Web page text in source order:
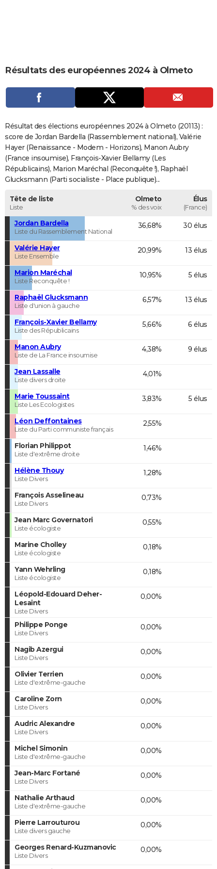
CARTE DE VOEUX
Carte de Noël
Carte Bonne année
Carte Saint-Valentin
Carte Pâques
Carte d'anniversaire
DICTIONNAIRE
Dictionnaire
Biographies
Citations
Expressions
Proverbes
PROGRAMME TV
COPAINS D'AVANT
S'inscrire
Se connecter
Lycées
Collèges
Primaires
Universités
Entreprises
Service militaire
Avis de recherche
AVIS DE DÉCÈS
FORUM
Résultats des européennes 2024 à Olmeto
Résultat des élections européennes 2024 à Olmeto (20113) :
score de Jordan Bardella (Rassemblement national), Valérie
Hayer (Renaissance - Modem - Horizons), Manon Aubry
(France insoumise), François-Xavier Bellamy (Les
Républicains), Marion Maréchal (Reconquête !), Raphaël
Glucksmann (Parti socialiste - Place publique)...
Tête de liste
Liste
Olmeto
% des voix
Élus
(France)
Jordan Bardella
Liste du Rassemblement National
36,68% 30 élus
Valérie Hayer
Liste Ensemble
20,99% 13 élus
Marion Maréchal
Liste Reconquête !
10,95% 5 élus
Raphaël Glucksmann
Liste d'union à gauche
6,57% 13 élus
François-Xavier Bellamy
Liste des Républicains
5,66% 6 élus
Manon Aubry
Liste de La France insoumise
4,38% 9 élus
Jean Lassalle
Liste divers droite
4,01%
Marie Toussaint
Liste Les Ecologistes
3,83% 5 élus
Léon Deffontaines
Liste du Parti communiste français
2,55%
Florian Philippot
Liste d'extrême droite
1,46%
Hélène Thouy
Liste Divers
1,28%
François Asselineau
Liste Divers
0,73%
Jean Marc Governatori
Liste écologiste
0,55%
Marine Cholley
Liste écologiste
0,18%
Yann Wehrling
Liste écologiste
0,18%
Léopold-Edouard Deher-
Lesaint
Liste Divers
0,00%
Philippe Ponge
Liste Divers
0,00%
Nagib Azergui
Liste Divers
0,00%
Olivier Terrien
Liste d'extrême-gauche
0,00%
Caroline Zorn
Liste Divers
0,00%
Audric Alexandre
Liste Divers
0,00%
Michel Simonin
Liste d'extrême-gauche
0,00%
Jean-Marc Fortané
Liste Divers
0,00%
Nathalie Arthaud
Liste d'extrême-gauche
0,00%
Pierre Larrouturou
Liste divers gauche
0,00%
Georges Renard-Kuzmanovic
Liste Divers
0,00%